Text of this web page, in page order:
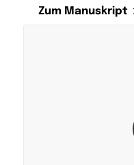
Zum Manuskript